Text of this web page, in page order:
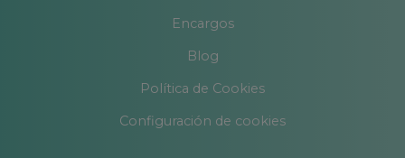
Encargos
Blog
Política de Cookies
Configuración de cookies